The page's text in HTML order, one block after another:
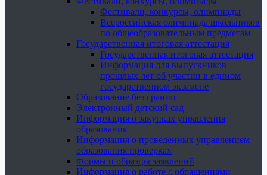
Фестивали, конкурсы, олимпиады
Всероссийская олимпиада школьников
по общеобразовательным предметам
Государственная итоговая аттестация
Государственная итоговая аттестация
Информация для выпускников
прошлых лет об участии в едином
государственном экзамене
Образование без границ
Электронный детский сад
Информация о закупках управления
образования
Информация о проведенных управлением
образования проверках
Формы и образцы заявлений
Информация о работе с обращениями